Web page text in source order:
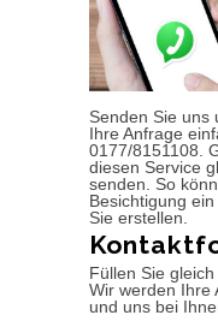
Senden Sie uns
Ihre Anfrage
0177/8151108.
diesen Service
senden. So
Besichtigung
Sie erstellen.
Füllen Sie
Wir werden Ihre
und uns bei